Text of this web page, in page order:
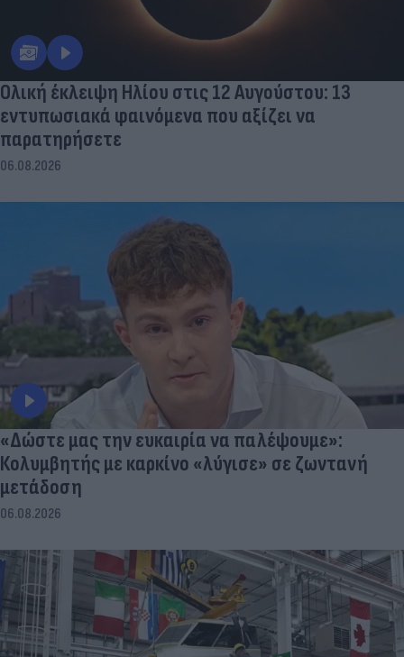
Ολική έκλειψη Ηλίου στις 12 Αυγούστου: 13
εντυπωσιακά φαινόμενα που αξίζει να
παρατηρήσετε
06.08.2026
«Δώστε μας την ευκαιρία να παλέψουμε»:
Κολυμβητής με καρκίνο «λύγισε» σε ζωντανή
μετάδοση
06.08.2026